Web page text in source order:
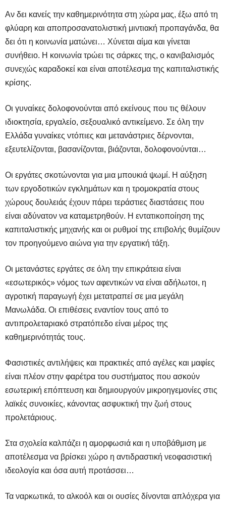
Αν δει κανείς την καθημερινότητα στη χώρα μας, έξω από τη
φλύαρη και αποπροσανατολιστική μιντιακή προπαγάνδα, θα
δει ότι η κοινωνία ματώνει… Χύνεται αίμα και γίνεται
συνήθειο. Η κοινωνία τρώει τις σάρκες της, ο κανιβαλισμός
συνεχώς καραδοκεί και είναι αποτέλεσμα της καπιταλιστικής
κρίσης.
Οι γυναίκες δολοφονούνται από εκείνους που τις θέλουν
ιδιοκτησία, εργαλείο, σεξουαλικό αντικείμενο. Σε όλη την
Ελλάδα γυναίκες ντόπιες και μετανάστριες δέρνονται,
εξευτελίζονται, βασανίζονται, βιάζονται, δολοφονούνται…
Οι εργάτες σκοτώνονται για μια μπουκιά ψωμί. Η αύξηση
των εργοδοτικών εγκλημάτων και η τρομοκρατία στους
χώρους δουλειάς έχουν πάρει τεράστιες διαστάσεις που
είναι αδύνατον να καταμετρηθούν. Η εντατικοποίηση της
καπιταλιστικής μηχανής και οι ρυθμοί της επιβολής θυμίζουν
τον προηγούμενο αιώνα για την εργατική τάξη.
Οι μετανάστες εργάτες σε όλη την επικράτεια είναι
«εσωτερικός» νόμος των αφεντικών να είναι αδήλωτοι, η
αγροτική παραγωγή έχει μετατραπεί σε μια μεγάλη
Μανωλάδα. Οι επιθέσεις εναντίον τους από το
αντιπρολεταριακό στρατόπεδο είναι μέρος της
καθημερινότητάς τους.
Φασιστικές αντιλήψεις και πρακτικές από αγέλες και μαφίες
είναι πλέον στην φαρέτρα του συστήματος που ασκούν
εσωτερική επόπτευση και δημιουργούν μικροηγεμονίες στις
λαϊκές συνοικίες, κάνοντας ασφυκτική την ζωή στους
προλετάριους.
Στα σχολεία καλπάζει η αμορφωσιά και η υποβάθμιση με
αποτέλεσμα να βρίσκει χώρο η αντιδραστική νεοφασιστική
ιδεολογία και όσα αυτή προτάσσει…
Τα ναρκωτικά, το αλκοόλ και οι ουσίες δίνονται απλόχερα για